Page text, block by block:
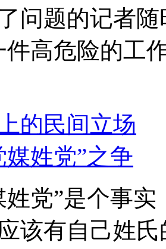
问题的记者
件高危险的工
的民间立场
姓党”之争
姓党”是个事
该有自己姓